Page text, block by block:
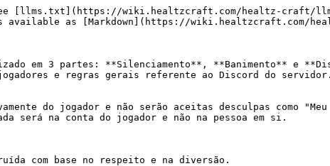
[llms.txt](https://wiki.healtzcraft.com/healtz-craft/
available as [Markdown](https://wiki.healtzcraft.com/
em 3 partes: **Silenciamento**, **Banimento** e
e regras gerais referente ao Discord do servidor.
do jogador e não serão aceitas desculpas como
será na conta do jogador e não na pessoa em si.
com base no respeito e na diversão.